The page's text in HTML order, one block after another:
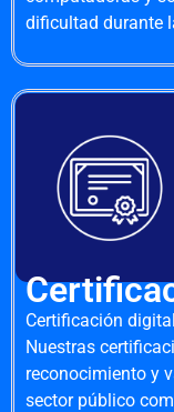
dificultad durante
Certificación
Nuestras
reconocimiento y
sector público